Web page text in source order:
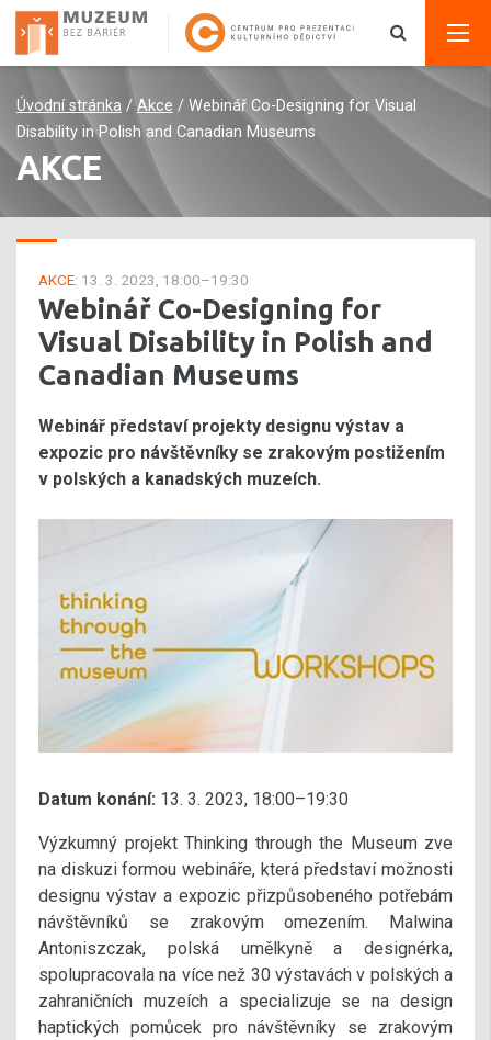
Úvodní stránka / Akce / Webinář Co-Designing for Visual
Disability in Polish and Canadian Museums
AKCE
AKCE: 13. 3. 2023, 18:00–19:30
Webinář Co-Designing for
Visual Disability in Polish and
Canadian Museums
Webinář představí projekty designu výstav a
expozic pro návštěvníky se zrakovým postižením
v polských a kanadských muzeích.
Datum konání: 13. 3. 2023, 18:00–19:30
Výzkumný projekt Thinking through the Museum zve
na diskuzi formou webináře, která představí možnosti
designu výstav a expozic přizpůsobeného potřebám
návštěvníků se zrakovým omezením. Malwina
Antoniszczak, polská umělkyně a designérka,
spolupracovala na více než 30 výstavách v polských a
zahraničních muzeích a specializuje se na design
haptických pomůcek pro návštěvníky se zrakovým